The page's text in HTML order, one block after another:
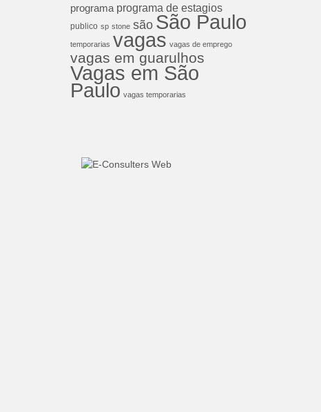
programa programa de estagios
publico sp stone são São Paulo
temporarias vagas vagas de emprego
vagas em guarulhos
Vagas em São
Paulo vagas temporarias